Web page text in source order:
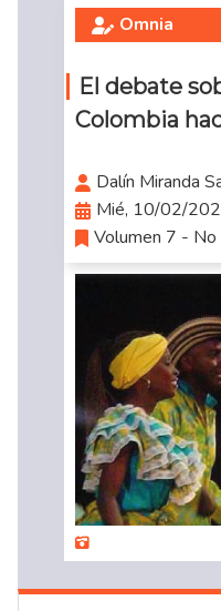
Omnia
El debate
Colombia
Dalín Miranda
Mié, 10/02/
Volumen 7 -